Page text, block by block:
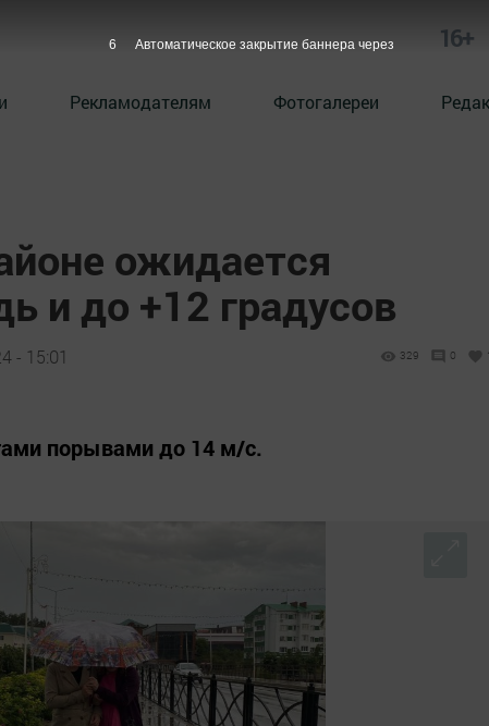
16+
Рекламодателям Фотогалереи
ожидается
и до +12 градусов
- 15:01 329 0
порывами до 14 м/с.
5 Автоматическое закрытие баннера через